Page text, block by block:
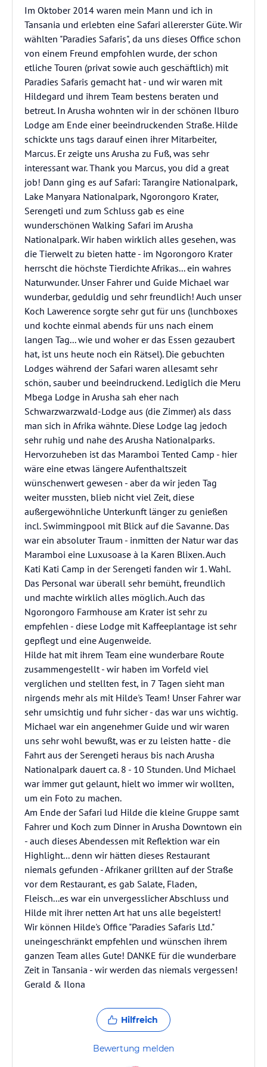
Im Oktober 2014 waren mein Mann und ich in
Tansania und erlebten eine Safari allererster Güte. Wir
wählten "Paradies Safaris", da uns dieses Office schon
von einem Freund empfohlen wurde, der schon
etliche Touren (privat sowie auch geschäftlich) mit
Paradies Safaris gemacht hat - und wir waren mit
Hildegard und ihrem Team bestens beraten und
betreut. In Arusha wohnten wir in der schönen Ilburo
Lodge am Ende einer beeindruckenden Straße. Hilde
schickte uns tags darauf einen ihrer Mitarbeiter,
Marcus. Er zeigte uns Arusha zu Fuß, was sehr
interessant war. Thank you Marcus, you did a great
job! Dann ging es auf Safari: Tarangire Nationalpark,
Lake Manyara Nationalpark, Ngorongoro Krater,
Serengeti und zum Schluss gab es eine
wunderschönen Walking Safari im Arusha
Nationalpark. Wir haben wirklich alles gesehen, was
die Tierwelt zu bieten hatte - im Ngorongoro Krater
herrscht die höchste Tierdichte Afrikas... ein wahres
Naturwunder. Unser Fahrer und Guide Michael war
wunderbar, geduldig und sehr freundlich! Auch unser
Koch Lawerence sorgte sehr gut für uns (lunchboxes
und kochte einmal abends für uns nach einem
langen Tag... wie und woher er das Essen gezaubert
hat, ist uns heute noch ein Rätsel). Die gebuchten
Lodges während der Safari waren allesamt sehr
schön, sauber und beeindruckend. Lediglich die Meru
Mbega Lodge in Arusha sah eher nach
Schwarzwarzwald-Lodge aus (die Zimmer) als dass
man sich in Afrika wähnte. Diese Lodge lag jedoch
sehr ruhig und nahe des Arusha Nationalparks.
Hervorzuheben ist das Maramboi Tented Camp - hier
wäre eine etwas längere Aufenthaltszeit
wünschenwert gewesen - aber da wir jeden Tag
weiter mussten, blieb nicht viel Zeit, diese
außergewöhnliche Unterkunft länger zu genießen
incl. Swimmingpool mit Blick auf die Savanne. Das
war ein absoluter Traum - inmitten der Natur war das
Maramboi eine Luxusoase à la Karen Blixen. Auch
Kati Kati Camp in der Serengeti fanden wir 1. Wahl.
Das Personal war überall sehr bemüht, freundlich
und machte wirklich alles möglich. Auch das
Ngorongoro Farmhouse am Krater ist sehr zu
empfehlen - diese Lodge mit Kaffeeplantage ist sehr
gepflegt und eine Augenweide.
Hilde hat mit ihrem Team eine wunderbare Route
zusammengestellt - wir haben im Vorfeld viel
verglichen und stellten fest, in 7 Tagen sieht man
nirgends mehr als mit Hilde's Team! Unser Fahrer war
sehr umsichtig und fuhr sicher - das war uns wichtig.
Michael war ein angenehmer Guide und wir waren
uns sehr wohl bewußt, was er zu leisten hatte - die
Fahrt aus der Serengeti heraus bis nach Arusha
Nationalpark dauert ca. 8 - 10 Stunden. Und Michael
war immer gut gelaunt, hielt wo immer wir wollten,
um ein Foto zu machen.
Am Ende der Safari lud Hilde die kleine Gruppe samt
Fahrer und Koch zum Dinner in Arusha Downtown ein
- auch dieses Abendessen mit Reflektion war ein
Highlight... denn wir hätten dieses Restaurant
niemals gefunden - Afrikaner grillten auf der Straße
vor dem Restaurant, es gab Salate, Fladen,
Fleisch...es war ein unvergesslicher Abschluss und
Hilde mit ihrer netten Art hat uns alle begeistert!
Wir können Hilde's Office "Paradies Safaris Ltd."
uneingeschränkt empfehlen und wünschen ihrem
ganzen Team alles Gute! DANKE für die wunderbare
Zeit in Tansania - wir werden das niemals vergessen!
Gerald & Ilona
Hilfreich
Bewertung melden